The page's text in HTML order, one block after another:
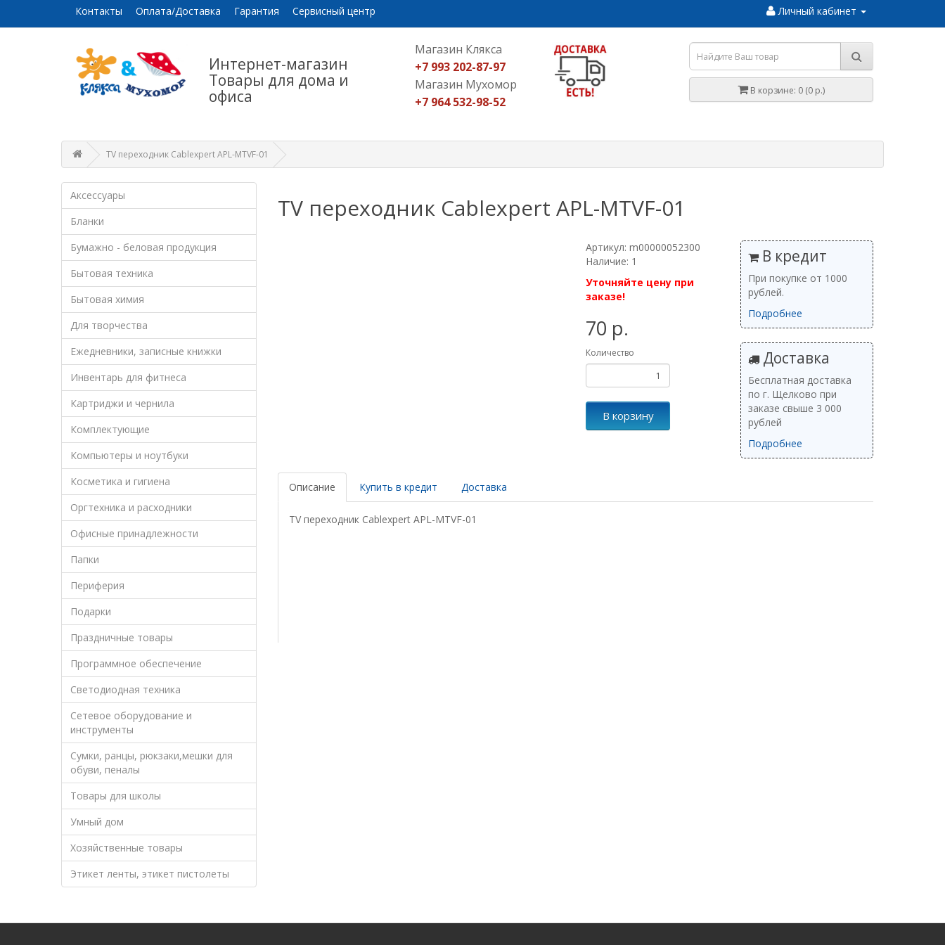
Контакты Оплата/Доставка Гарантия Сервисный центр Личный кабинет
Интернет-магазин
Товары для дома и
офиса
Магазин Клякса
+7 993 202-87-97
Магазин Мухомор
+7 964 532-98-52
В корзине: 0 (0 р.)
TV переходник Cablexpert APL-MTVF-01
Аксессуары
Бланки
Бумажно - беловая продукция
Бытовая техника
Бытовая химия
Для творчества
Ежедневники, записные книжки
Инвентарь для фитнеса
Картриджи и чернила
Комплектующие
Компьютеры и ноутбуки
Косметика и гигиена
Оргтехника и расходники
Офисные принадлежности
Папки
Периферия
Подарки
Праздничные товары
Программное обеспечение
Светодиодная техника
Сетевое оборудование и
инструменты
Сумки, ранцы, рюкзаки,мешки для
обуви, пеналы
Товары для школы
Умный дом
Хозяйственные товары
Этикет ленты, этикет пистолеты
TV переходник Cablexpert APL-MTVF-01
Артикул: m00000052300
Наличие: 1
Уточняйте цену при
заказе!
70 р.
Количество
В корзину
В кредит
При покупке от 1000
рублей.
Подробнее
Доставка
Бесплатная доставка
по г. Щелково при
заказе свыше 3 000
рублей
Подробнее
Описание Купить в кредит Доставка
TV переходник Cablexpert APL-MTVF-01